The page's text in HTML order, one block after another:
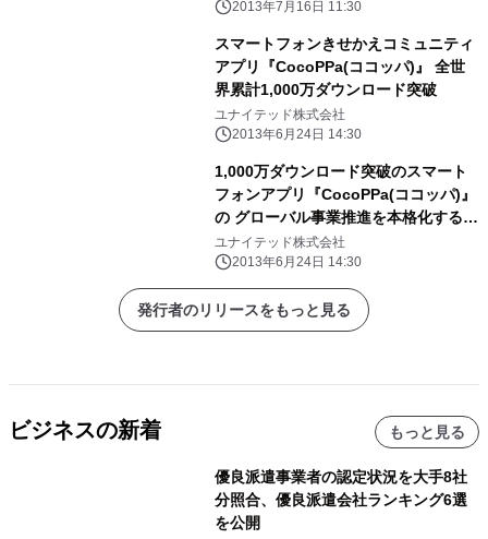
2013年7月16日 11:30
スマートフォンきせかえコミュニティ
アプリ『CocoPPa(ココッパ)』 全世
界累計1,000万ダウンロード突破
ユナイテッド株式会社
2013年6月24日 14:30
1,000万ダウンロード突破のスマート
フォンアプリ『CocoPPa(ココッパ)』
の グローバル事業推進を本格化するた
め、中途採用強化！
ユナイテッド株式会社
2013年6月24日 14:30
発行者のリリースをもっと見る
ビジネスの新着 もっと見る
優良派遣事業者の認定状況を大手8社
分照合、優良派遣会社ランキング6選
を公開